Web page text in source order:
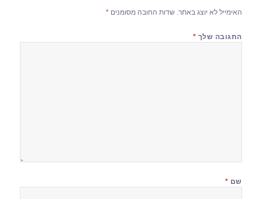
האימייל לא יוצג באתר. שדות החובה מסומנים*
התגובה שלך *
שם *